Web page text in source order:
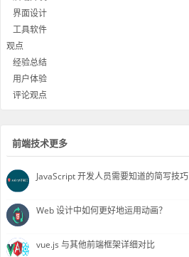
界面设计
工具软件
观点
经验总结
用户体验
评论观点
前端技术更多
JavaScript 开发人员需要知道的简写技巧
Web 设计中如何更好地运用动画？
vue.js 与其他前端框架详细对比